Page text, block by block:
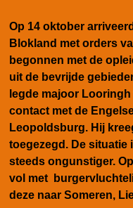
Op 14 oktober
Blokland met orders
begonnen met de
uit de bevrijde
legde majoor
contact met de
Leopoldsburg. Hij
toegezegd. De
steeds ongunstiger.
vol met
deze naar Someren,